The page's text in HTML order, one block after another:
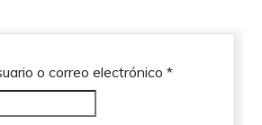
o correo electrónico *Obligatorio